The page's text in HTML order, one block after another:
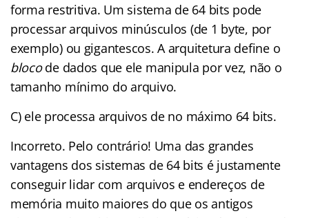
forma restritiva. Um sistema de 64 bits pode
processar arquivos minúsculos (de 1 byte, por
exemplo) ou gigantescos. A arquitetura define o
blocode dados que ele manipula por vez, não o
tamanho mínimo do arquivo.
C) ele processa arquivos de no máximo 64 bits.
Incorreto. Pelo contrário! Uma das grandes
vantagens dos sistemas de 64 bits é justamente
conseguir lidar com arquivos e endereços de
memória muito maiores do que os antigos